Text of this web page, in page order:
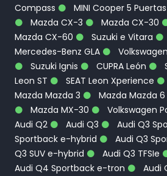
Compass
MINI Cooper 5 Puertas
Mazda CX-3
Mazda CX-30
Mazda CX-60
Suzuki e Vitara
Mercedes-Benz GLA
Suzuki Ignis
CUPRA León
Leon ST
SEAT Leon Xperience
Mazda Mazda 3
Mazda Mazda 6
Mazda MX-30
Volkswagen
Audi Q2
Audi Q3 Audi Q3
Sportback e-hybrid
Audi Q3
Q3 SUV e-hybrid
Audi Q3 TFSIe
Audi Q4 Sportback e-tron
Audi